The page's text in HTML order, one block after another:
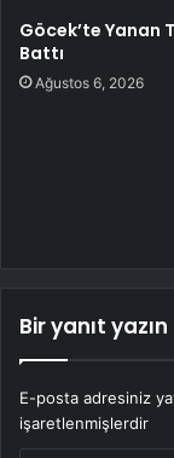
Göcek’te Yanan
Battı
Ağustos 6, 2026
Bir yanıt yazın
E-posta adresiniz
işaretlenmişlerdir